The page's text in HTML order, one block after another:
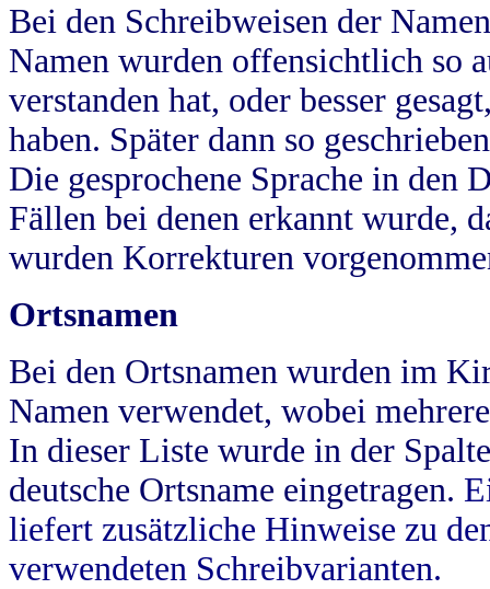
Bei den Schreibweisen der
Namen wurden offensichtlich so
verstanden hat, oder besser
haben. Später dann so
Die gesprochene Sprache in
Fällen bei denen erkannt wurde,
wurden Korrekturen
Ortsnamen
Bei den Ortsnamen wurden im
Namen verwendet, wobei
In dieser Liste wurde in der
deutsche Ortsname eingetragen.
liefert zusätzliche Hinweise zu
verwendeten Schreibvarianten.